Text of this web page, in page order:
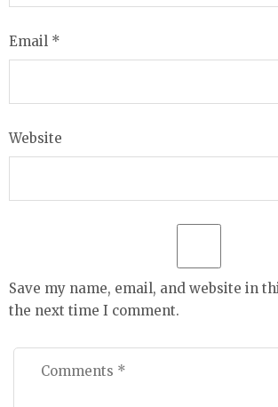
Email *
Website
Save my name, email, and website in
the next time I comment.